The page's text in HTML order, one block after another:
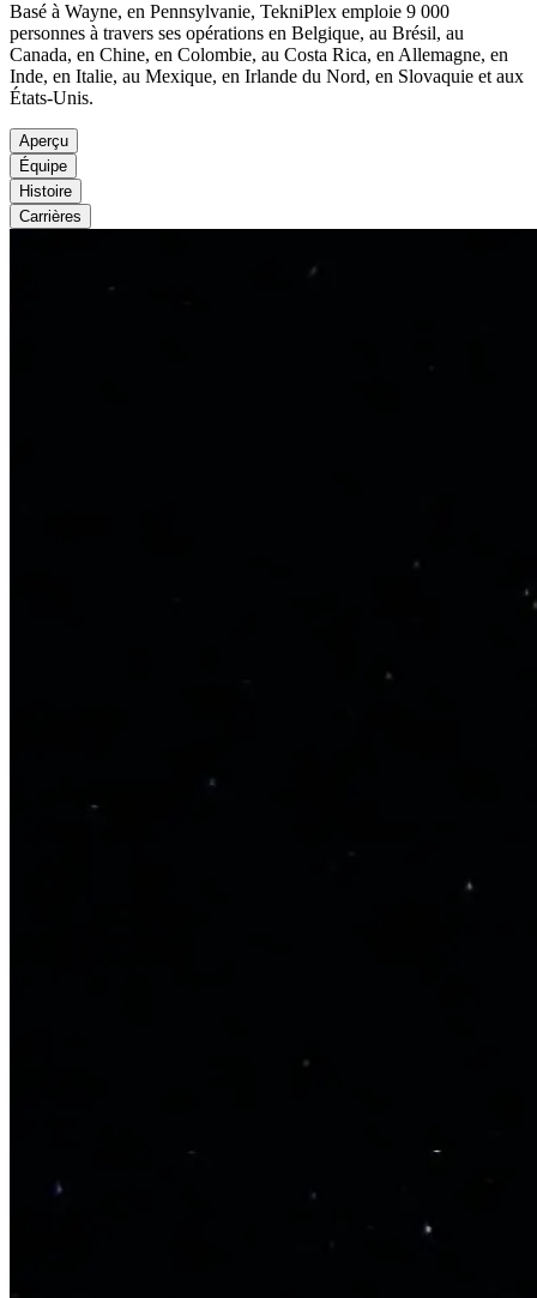
Basé à Wayne, en Pennsylvanie, TekniPlex emploie 9 000
personnes à travers ses opérations en Belgique, au Brésil, au
Canada, en Chine, en Colombie, au Costa Rica, en Allemagne, en
Inde, en Italie, au Mexique, en Irlande du Nord, en Slovaquie et aux
États-Unis.
Aperçu
Équipe
Histoire
Carrières